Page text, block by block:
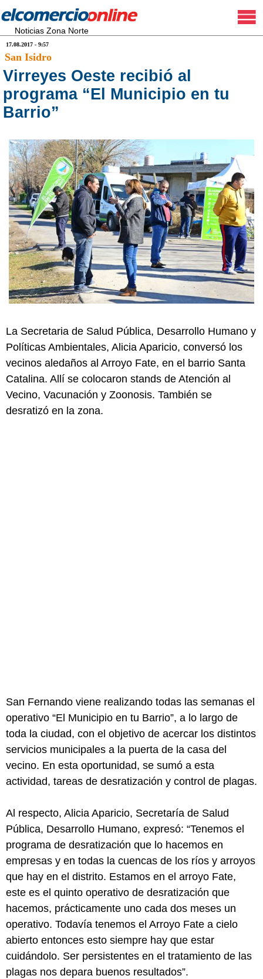
Noticias Zona Norte
17.08.2017 - 9:57
San Isidro
Virreyes Oeste recibió al
programa “El Municipio en tu
Barrio”
La Secretaria de Salud Pública, Desarrollo Humano y
Políticas Ambientales, Alicia Aparicio, conversó los
vecinos aledaños al Arroyo Fate, en el barrio Santa
Catalina. Allí se colocaron stands de Atención al
Vecino, Vacunación y Zoonosis. También se
desratizó en la zona.
San Fernando viene realizando todas las semanas el
operativo “El Municipio en tu Barrio”, a lo largo de
toda la ciudad, con el objetivo de acercar los distintos
servicios municipales a la puerta de la casa del
vecino. En esta oportunidad, se sumó a esta
actividad, tareas de desratización y control de plagas.
Al respecto, Alicia Aparicio, Secretaría de Salud
Pública, Desarrollo Humano, expresó: “Tenemos el
programa de desratización que lo hacemos en
empresas y en todas la cuencas de los ríos y arroyos
que hay en el distrito. Estamos en el arroyo Fate,
este es el quinto operativo de desratización que
hacemos, prácticamente uno cada dos meses un
operativo. Todavía tenemos el Arroyo Fate a cielo
abierto entonces esto siempre hay que estar
cuidándolo. Ser persistentes en el tratamiento de las
plagas nos depara buenos resultados”.